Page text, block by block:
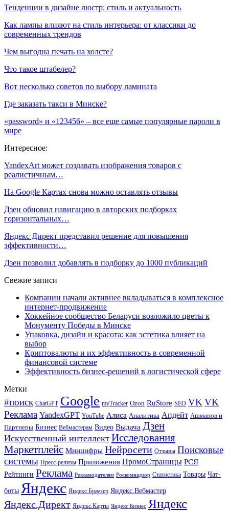
Тенденции в дизайне люстр: стиль и актуальность
Как лампы влияют на стиль интерьера: от классики до
современных трендов
Чем выгодна печать на холсте?
Что такое штабелер?
Вот несколько советов по выбору ламината
Где заказать такси в Минске?
«password» и «123456» – все еще самые популярные пароли в
мире
Интересное:
YandexArt может создавать изображения товаров с
реалистичным…
На Google Картах снова можно оставлять отзывы
Дзен обновил навигацию в авторских подборках
горизонтальных…
Яндекс Директ представил решение для повышения
эффективности…
Дзен позволил добавлять в подборку до 1000 публикаций
Свежие записи
Компании начали активнее вкладываться в комплексное
интернет-продвижение
Хоккейное сообщество Беларуси возложило цветы к
Монументу Победы в Минске
Упаковка, дизайн и красота: как эстетика влияет на
выбор
Криптовалюты и их эффективность в современной
финансовой системе
Эффективность бизнес-решений в логистической сфере
Метки
#поиск ChatGPT Google myTracker Ozon RuStore SEO VK VK
Реклама YandexGPT YouTube Алиса Аналитика Апдейт Ашманов и
Партнеры Бизнес Вебмастерам Видео Выдача Дзен
Искусственный интеллект Исследования
Маркетплейс Минцифры Нейросети Отзывы Поисковые
системы Пресс-релизы Приложения ПромоСтраницы РСЯ
Рейтинги Реклама Рекламодателям Роскомнадзор Статистика Товары Чат-
боты Яндекс Яндекс.Браузер Яндекс.Вебмастер
Яндекс.Директ Яндекс.Карты Яндекс Бизнес Яндекс